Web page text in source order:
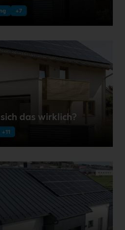
+7
das wirklich?
+11